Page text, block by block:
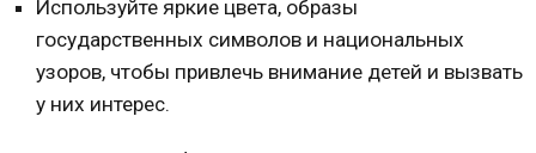
Используйте яркие цвета, образы
государственных символов и национальных
узоров, чтобы привлечь внимание детей и вызвать
у них интерес.